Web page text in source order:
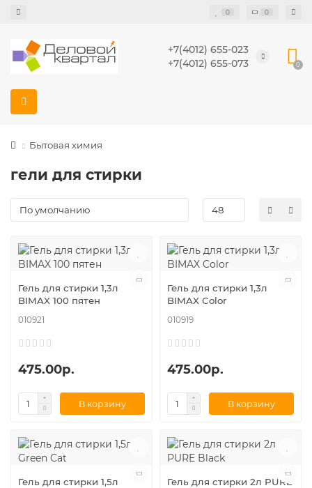
0 0
+7(4012) 655-023
+7(4012) 655-073
0
Бытовая химия
гели для стирки
Гель для стирки 1,3л
BIMAX 100 пятен
010921
475.00р.
В корзину
Гель для стирки 1,3л
BIMAX Color
010919
475.00р.
В корзину
Гель для стирки 1,5л
Гель для стирки 2л PURE